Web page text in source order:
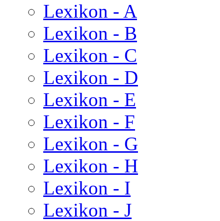
Lexikon - A
Lexikon - B
Lexikon - C
Lexikon - D
Lexikon - E
Lexikon - F
Lexikon - G
Lexikon - H
Lexikon - I
Lexikon - J